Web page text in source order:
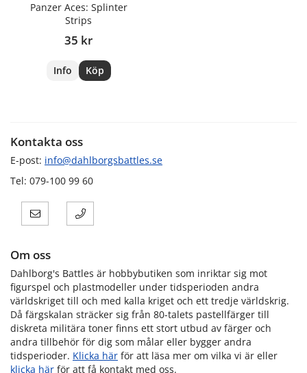
Panzer Aces: Splinter
Strips
35 kr
Info Köp
Kontakta oss
E-post: info@dahlborgsbattles.se
Tel: 079-100 99 60
Om oss
Dahlborg's Battles är hobbybutiken som inriktar sig mot
figurspel och plastmodeller under tidsperioden andra
världskriget till och med kalla kriget och ett tredje världskrig.
Då färgskalan sträcker sig från 80-talets pastellfärger till
diskreta militära toner finns ett stort utbud av färger och
andra tillbehör för dig som målar eller bygger andra
tidsperioder. Klicka här för att läsa mer om vilka vi är eller
klicka här för att få kontakt med oss.